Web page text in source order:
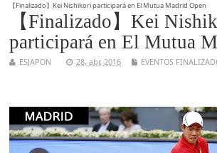
【Finalizado】Kei Nishikori participará en El Mutua Madrid Open
【Finalizado】Kei
participará en El Mutua
ESJAPON 28, abr, 2016 EVENTOS